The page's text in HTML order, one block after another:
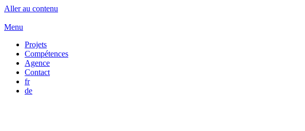
Aller au contenu
Menu
Projets
Compétences
Agence
Contact
fr
de